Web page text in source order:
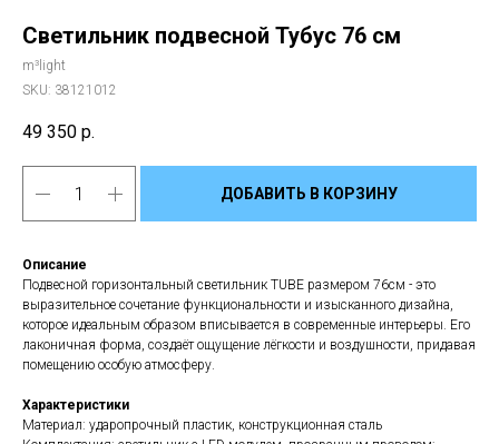
Светильник подвесной Тубус 76 см
m³light
SKU: 38121012
49 350 р.
ДОБАВИТЬ В КОРЗИНУ
Описание
Подвесной горизонтальный светильник TUBE размером 76см - это
выразительное сочетание функциональности и изысканного дизайна,
которое идеальным образом вписывается в современные интерьеры. Его
лаконичная форма, создаёт ощущение лёгкости и воздушности, придавая
помещению особую атмосферу.
Характеристики
Материал: ударопрочный пластик, конструкционная сталь